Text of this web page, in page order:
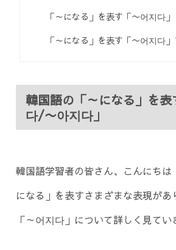
「～になる」を表す「〜어지다
「～になる」を表す「〜어지다
韓国語の「～になる」を表
다/〜아지다」
韓国語学習者の皆さん、こんにちは
になる」を表すさまざまな表現があ
「～어지다」について詳しく見てい